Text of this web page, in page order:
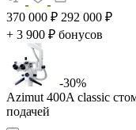
370 000 ₽ 292 000 ₽
+ 3 900 ₽ бонусов
-30%
Azimut 400A classic
подачей